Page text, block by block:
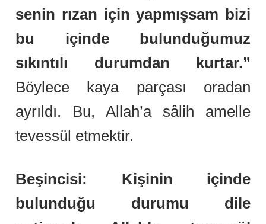
senin rızan için yapmışsam bizi
bu içinde bulunduğumuz
sıkıntılı durumdan kurtar.”
Böylece kaya parçası oradan
ayrıldı. Bu, Allah’a sâlih amelle
tevessül etmektir.
Beşincisi: Kişinin içinde
bulunduğu durumu dile